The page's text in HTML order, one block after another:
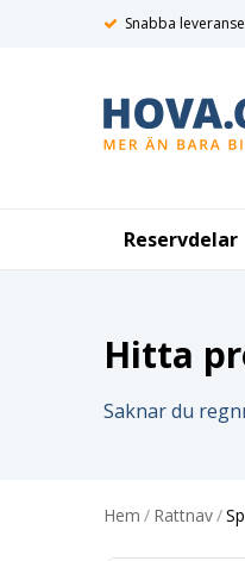
Snabba
Reservdelar
Hitta
Saknar du
Hem / Rattnav/